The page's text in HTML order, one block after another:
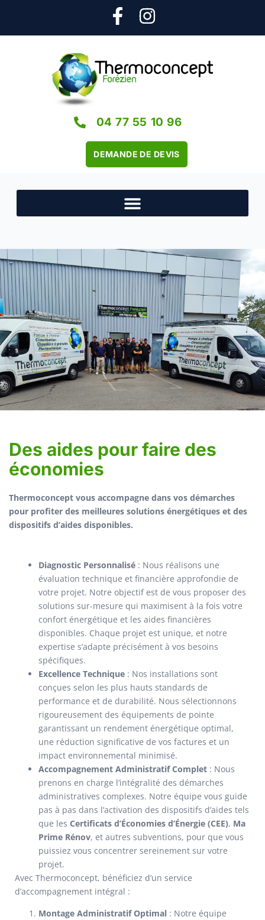
04 77 55 10 96
DEMANDE DE DEVIS
Des aides pour faire des
économies
Thermoconcept vous accompagne dans vos démarches
pour profiter des meilleures solutions énergétiques et des
dispositifs d’aides disponibles.
Diagnostic Personnalisé : Nous réalisons une
évaluation technique et financière approfondie de
votre projet. Notre objectif est de vous proposer des
solutions sur-mesure qui maximisent à la fois votre
confort énergétique et les aides financières
disponibles. Chaque projet est unique, et notre
expertise s’adapte précisément à vos besoins
spécifiques.
Excellence Technique : Nos installations sont
conçues selon les plus hauts standards de
performance et de durabilité. Nous sélectionnons
rigoureusement des équipements de pointe
garantissant un rendement énergétique optimal,
une réduction significative de vos factures et un
impact environnemental minimisé.
Accompagnement Administratif Complet : Nous
prenons en charge l’intégralité des démarches
administratives complexes. Notre équipe vous guide
pas à pas dans l’activation des dispositifs d’aides tels
que les Certificats d’Économies d’Énergie (CEE), Ma
Prime Rénov, et autres subventions, pour que vous
puissiez vous concentrer sereinement sur votre
projet.
Avec Thermoconcept, bénéficiez d’un service
d’accompagnement intégral :
Montage Administratif Optimal : Notre équipe